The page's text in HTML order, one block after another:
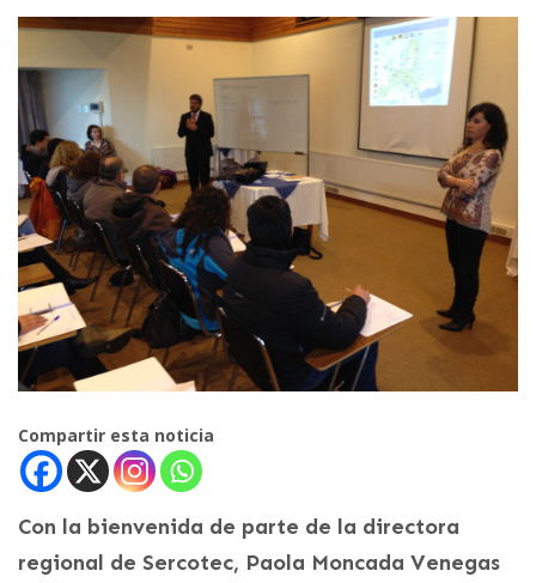
Compartir esta noticia
Con la bienvenida de parte de la directora
regional de Sercotec, Paola Moncada Venegas